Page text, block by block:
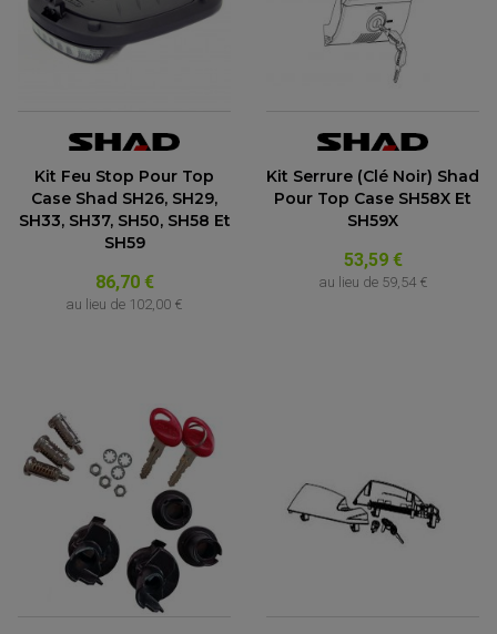
Kit Feu Stop Pour Top
Case Shad SH26, SH29,
SH33, SH37, SH50, SH58 Et
SH59
86,70 €
au lieu de 102,00 €
Kit Serrure (clé Noir) Shad
Pour Top Case SH58X Et
SH59X
53,59 €
au lieu de 59,54 €